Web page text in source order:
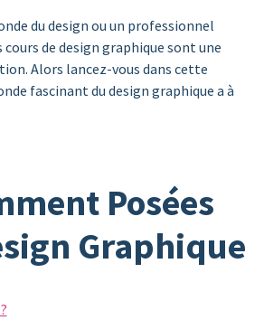
du design ou un professionnel
de design graphique sont une
Alors lancez-vous dans cette
fascinant du design graphique a à
Posées
Graphique